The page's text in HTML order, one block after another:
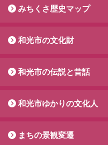
みちくさ歴史マップ
和光市の文化財
和光市の伝説と昔話
和光市ゆかりの文化人
まちの景観変遷